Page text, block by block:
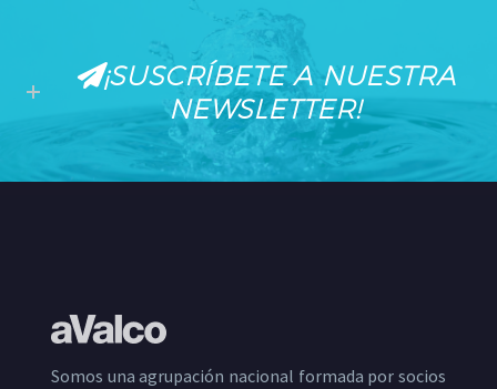
¡SUSCRÍBETE A NUESTRA
NEWSLETTER!
Somos una agrupación nacional formada por socios